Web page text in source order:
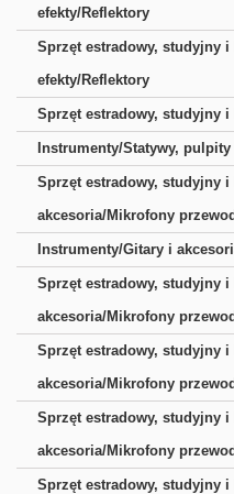
efekty/Reflektory
Sprzęt estradowy, studyjny i
efekty/Reflektory
Sprzęt estradowy, studyjny i
Instrumenty/Statywy, pulpity
Sprzęt estradowy, studyjny
akcesoria/Mikrofony
Instrumenty/Gitary i
Sprzęt estradowy, studyjny
akcesoria/Mikrofony
Sprzęt estradowy, studyjny
akcesoria/Mikrofony
Sprzęt estradowy, studyjny
akcesoria/Mikrofony
Sprzęt estradowy, studyjny